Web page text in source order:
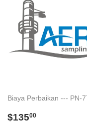
Biaya Perbaikan --- PN-
Regular
$13500